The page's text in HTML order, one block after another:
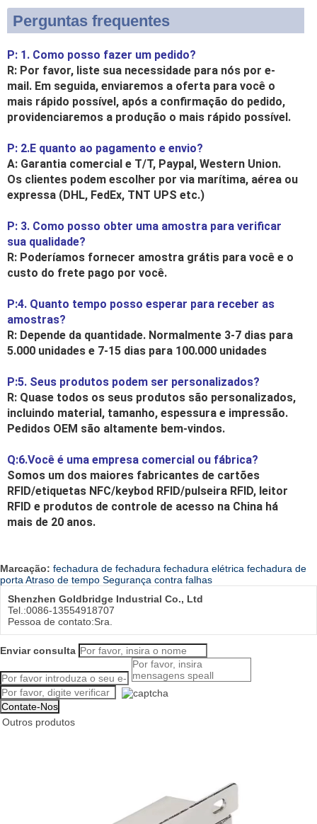
Perguntas frequentes
P: 1. Como posso fazer um pedido?
R: Por favor, liste sua necessidade para nós por e-
mail. Em seguida, enviaremos a oferta para você o
mais rápido possível, após a confirmação do pedido,
providenciaremos a produção o mais rápido possível.
P: 2.E quanto ao pagamento e envio?
A: Garantia comercial e T/T, Paypal, Western Union.
Os clientes podem escolher por via marítima, aérea ou
expressa (DHL, FedEx, TNT UPS etc.)
P: 3. Como posso obter uma amostra para verificar
sua qualidade?
R: Poderíamos fornecer amostra grátis para você e o
custo do frete pago por você.
P:4. Quanto tempo posso esperar para receber as
amostras?
R: Depende da quantidade. Normalmente 3-7 dias para
5.000 unidades e 7-15 dias para 100.000 unidades
P:5. Seus produtos podem ser personalizados?
R: Quase todos os seus produtos são personalizados,
incluindo material, tamanho, espessura e impressão.
Pedidos OEM são altamente bem-vindos.
Q:6.Você é uma empresa comercial ou fábrica?
Somos um dos maiores fabricantes de cartões
RFID/etiquetas NFC/keybod RFID/pulseira RFID, leitor
RFID e produtos de controle de acesso na China há
mais de 20 anos.
Marcação: fechadura de fechadura fechadura elétrica fechadura de
porta Atraso de tempo Segurança contra falhas
Shenzhen Goldbridge Industrial Co., Ltd
Tel.:0086-13554918707
Pessoa de contato:Sra.
Enviar consulta
Outros produtos